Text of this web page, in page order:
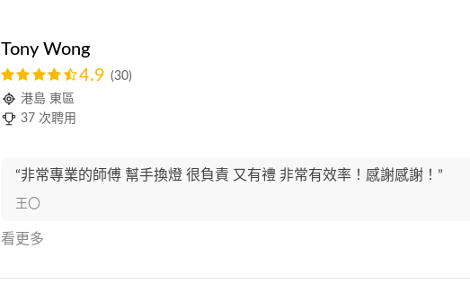
Tony Wong
4.9 (30)
港島 東區
37 次聘用
“非常專業的師傅 幫手換燈 很負責 又有禮 非常有效率！感謝感謝！”
王〇
看更多